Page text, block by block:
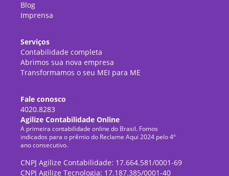
Blog
Imprensa
Serviços
Contabilidade completa
Abrimos sua nova empresa
Transformamos o seu MEI para ME
Fale conosco
4020.8283
Agilize Contabilidade Online
A primeira contabilidade online do Brasil. Fomos
indicados para o prêmio do Reclame Aqui 2024 pelo 4º
ano consecutivo.
CNPJ Agilize Contabilidade: 17.664.581/0001-69
CNPJ Agilize Tecnologia: 17.187.385/0001-40